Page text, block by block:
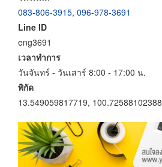
083-806-3915, 096-978-3691
Line ID
eng3691
เวลาทำการ
วันจันทร์ - วันเสาร์ 8:00 - 17:00 น.
พิกัด
13.549059817719, 100.72588102388